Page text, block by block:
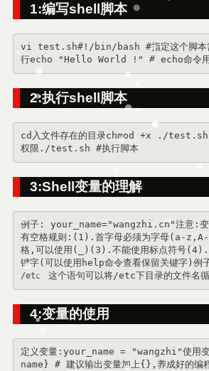
1:编写shell脚本
vi test.sh#!/bin/bash #指定这个脚本需
行echo "Hello World !" # echo命令用
2:执行shell脚本
cd入文件存在的目录chmod +x ./test.sh
权限./test.sh #执行脚本
3:Shell变量的理解
例子: your_name="wangzhi.cn"注意:变
有空格规则:(1).首字母必须为字母(a-
格,可以使用(_)(3).不能使用标点符号(4).
键字(可以使用help命令查看保留关键
/etc
这个语句可以将/etc下目录的文件名
4:变量的使用
定义变量:your_name = "wangzhi"使用
name} # 建议输出变量加上{},养成好的